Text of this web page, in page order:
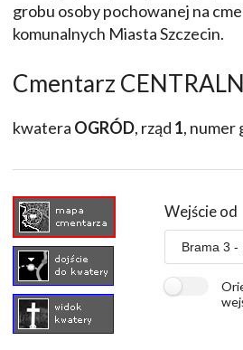
grobu osoby pochowanej na
komunalnych Miasta Szczecin.
Cmentarz
kwatera OGRÓD, rząd 1, numer
Wejście od